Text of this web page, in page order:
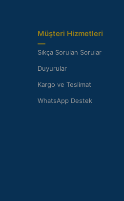
Müşteri Hizmetleri
Sıkça Sorulan Sorular
Duyurular
Kargo ve Teslimat
WhatsApp Destek